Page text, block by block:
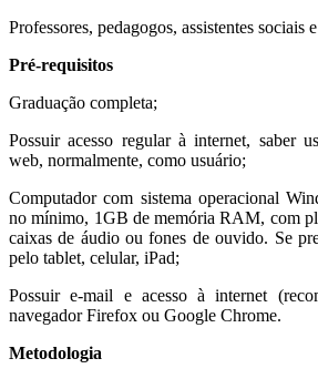
Professores, pedagogos, assistentes sociais
Pré-requisitos
Graduação completa;
Possuir acesso regular à internet, saber
web, normalmente, como usuário;
Computador com sistema operacional
no mínimo, 1GB de memória RAM, com
caixas de áudio ou fones de ouvido. Se
pelo tablet, celular, iPad;
Possuir e-mail e acesso à internet
navegador Firefox ou Google Chrome.
Metodologia